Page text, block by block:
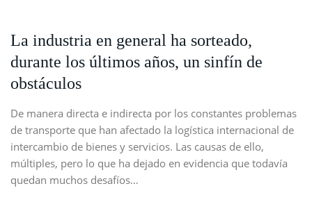
La industria en general ha sorteado,
durante los últimos años, un sinfín de
obstáculos
De manera directa e indirecta por los constantes problemas
de transporte que han afectado la logística internacional de
intercambio de bienes y servicios. Las causas de ello,
múltiples, pero lo que ha dejado en evidencia que todavía
quedan muchos desafíos…